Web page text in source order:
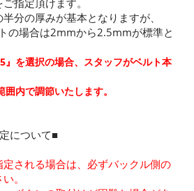
分の厚みが基本となりますが、
の場合は2mmから2.5mmが標準と
』を選択の場合、スタッフがベルト本
内で調節いたします。
について■
される場合は、必ずバックル側の
。